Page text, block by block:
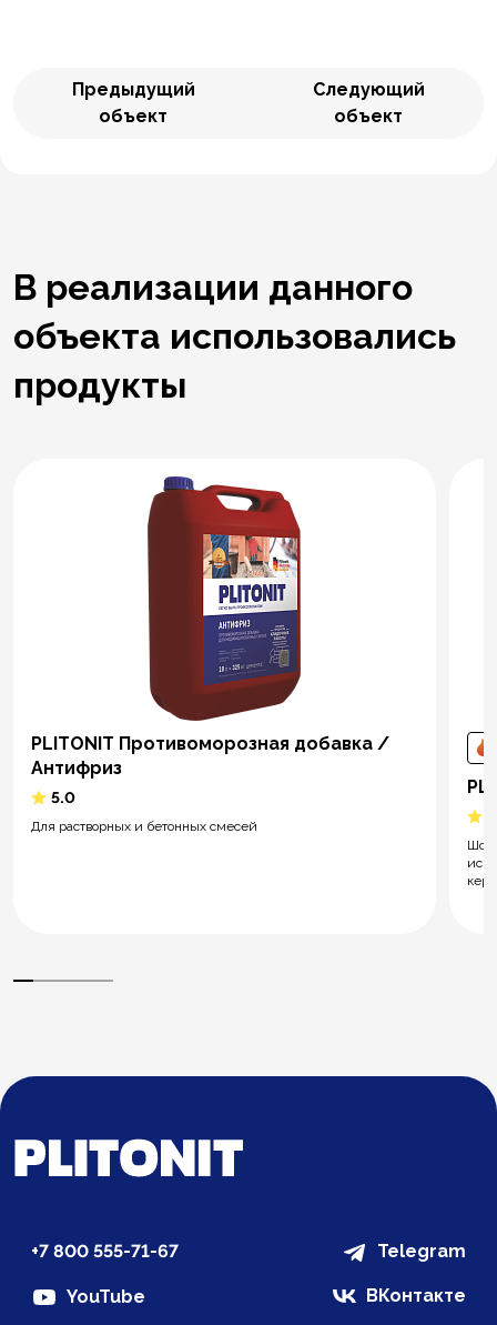
Предыдущий
объект
Следующий
объект
В реализации данного
объекта использовались
продукты
PLITONIT Противоморозная добавка /
Антифриз
5.0
Для растворных и бетонных смесей
Шов
+7 800 555-71-67 Telegram
YouTube ВКонтакте